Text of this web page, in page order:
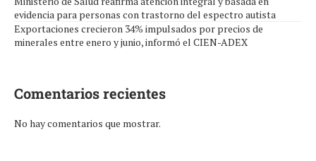
evidencia para personas con trastorno del espectro autista
Exportaciones crecieron 34% impulsados por precios de
minerales entre enero y junio, informó el CIEN-ADEX
Comentarios recientes
No hay comentarios que mostrar.